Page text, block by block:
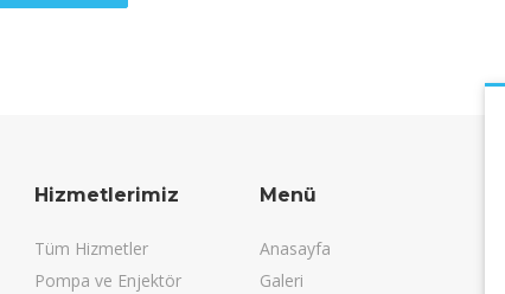
Hizmetlerimiz
Tüm Hizmetler
Pompa ve Enjektör
Menü
Anasayfa
Galeri